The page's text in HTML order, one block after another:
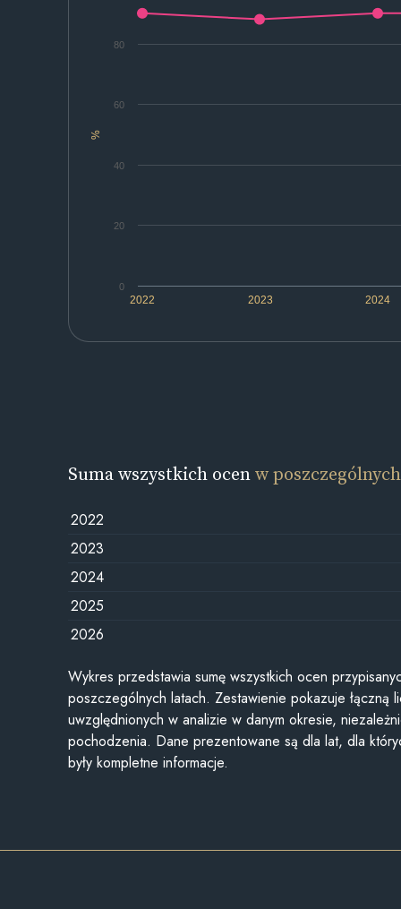
%
2022 2023 2024
0
20
40
60
80
Suma wszystkich ocenw
2022
2023
2024
2025
2026
Wykres przedstawia sumę wszystkich ocen
poszczególnych latach. Zestawienie pokazuje łączną
uwzględnionych w analizie w danym okresie,
pochodzenia. Dane prezentowane są dla lat, dla
były kompletne informacje.